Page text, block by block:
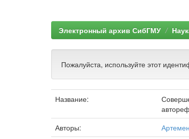
Электронный архив СибГМУ
Пожалуйста, используйте этот
Название:
Авторы: